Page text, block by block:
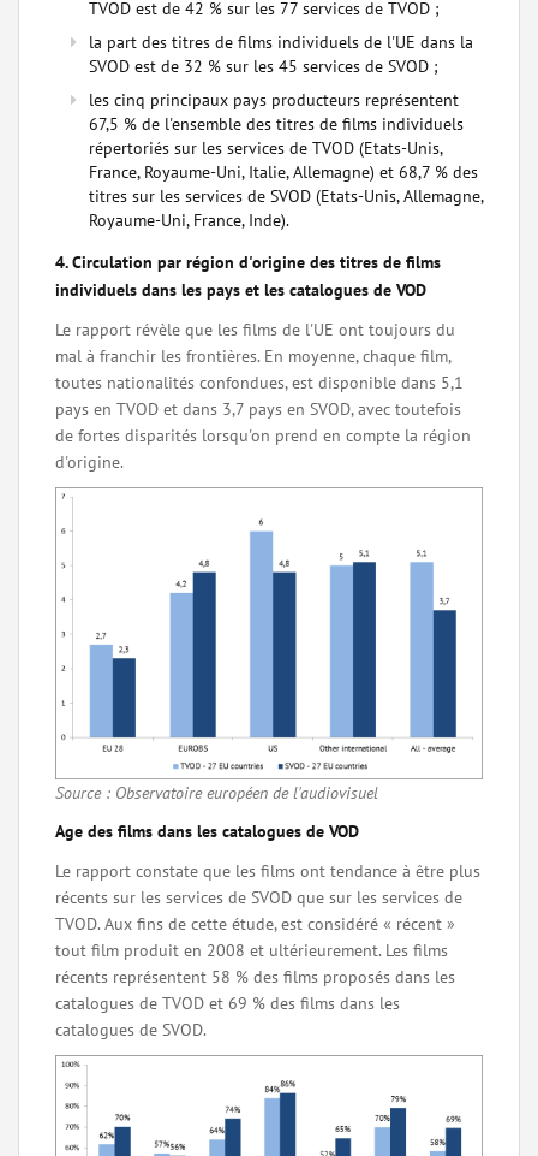
TVOD est de 42 % sur les 77 services de TVOD ;
la part des titres de films individuels de l'UE dans la
SVOD est de 32 % sur les 45 services de SVOD ;
les cinq principaux pays producteurs représentent
67,5 % de l'ensemble des titres de films individuels
répertoriés sur les services de TVOD (Etats-Unis,
France, Royaume-Uni, Italie, Allemagne) et 68,7 % des
titres sur les services de SVOD (Etats-Unis, Allemagne,
Royaume-Uni, France, Inde).
4. Circulation par région d'origine des titres de films
individuels dans les pays et les catalogues de VOD
Le rapport révèle que les films de l'UE ont toujours du
mal à franchir les frontières. En moyenne, chaque film,
toutes nationalités confondues, est disponible dans 5,1
pays en TVOD et dans 3,7 pays en SVOD, avec toutefois
de fortes disparités lorsqu'on prend en compte la région
d'origine.
Source : Observatoire européen de l'audiovisuel
Age des films dans les catalogues de VOD
Le rapport constate que les films ont tendance à être plus
récents sur les services de SVOD que sur les services de
TVOD. Aux fins de cette étude, est considéré « récent »
tout film produit en 2008 et ultérieurement. Les films
récents représentent 58 % des films proposés dans les
catalogues de TVOD et 69 % des films dans les
catalogues de SVOD.